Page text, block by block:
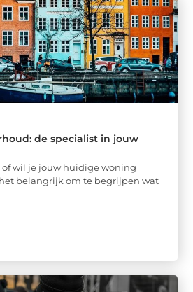
de specialist in jouw
wil je jouw huidige woning
belangrijk om te begrijpen wat